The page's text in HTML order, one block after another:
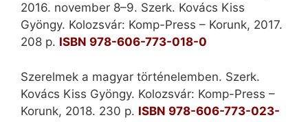
2016. november 8–9. Szerk. Kovács Kiss
Gyöngy. Kolozsvár: Komp-Press – Korunk, 2017.
208 p. ISBN 978-606-773-018-0
Szerelmek a magyar történelemben. Szerk.
Kovács Kiss Gyöngy. Kolozsvár: Komp-Press –
Korunk, 2018. 230 p. ISBN 978-606-773-023-